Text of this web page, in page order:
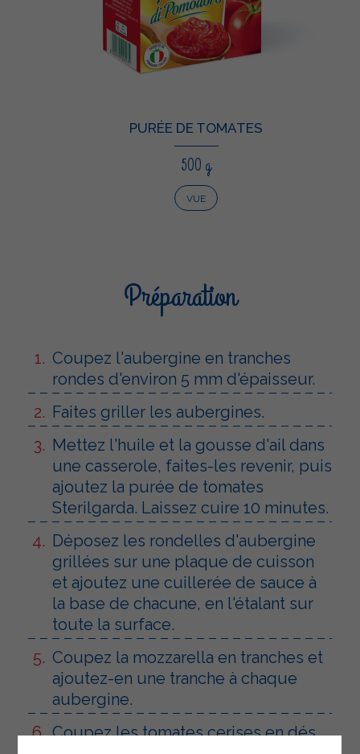
PURÉE DE TOMATES
500 g
VUE
Préparation
Coupez l'aubergine en tranches
rondes d'environ 5 mm d'épaisseur.
Faites griller les aubergines.
Mettez l'huile et la gousse d'ail dans
une casserole, faites-les revenir, puis
ajoutez la purée de tomates
Sterilgarda. Laissez cuire 10 minutes.
Déposez les rondelles d'aubergine
grillées sur une plaque de cuisson
et ajoutez une cuillerée de sauce à
la base de chacune, en l'étalant sur
toute la surface.
Coupez la mozzarella en tranches et
ajoutez-en une tranche à chaque
aubergine.
Coupez les tomates cerises en dés